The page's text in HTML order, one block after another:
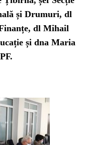
și Drumuri, dl
dl Mihail
și dna Maria